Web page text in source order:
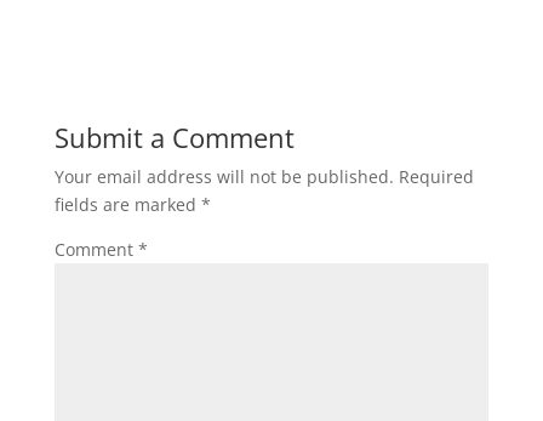
Submit a Comment
Your email address will not be published. Required
fields are marked *
Comment *